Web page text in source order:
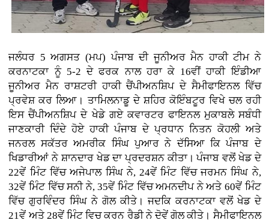
ਜਲੰਧਰ 5 ਅਗਸਤ (ਮਪ) ਪੰਜਾਬ ਦੀ ਜੂਨੀਅਰ ਮੈਨ ਹਾਕੀ ਟੀਮ ਨੇ
ਕਰਨਾਟਕਾ ਨੂੰ 5-2 ਦੇ ਫਰਕ ਨਾਲ ਹਰਾ ਕੇ 16ਵੀਂ ਹਾਕੀ ਇੰਡੀਆ
ਜੂਨੀਅਰ ਮੈਨ ਰਾਸ਼ਟਰੀ ਹਾਕੀ ਚੈਂਪੀਅਨਸ਼ਿਪ ਦੇ ਸੈਮੀਫਾਇਨਲ ਵਿੱਚ
ਪ੍ਰਵੇਸ਼ ਕਰ ਲਿਆ। ਤਾਮਿਲਨਾਡੂ ਦੇ ਸ਼ਹਿਰ ਕੋਇੰਬਟੂਰ ਵਿਖੇ ਚਲ ਰਹੀ
ਇਸ ਚੈਂਪੀਅਨਸ਼ਿਪ ਦੇ ਖੇਡੇ ਗਏ ਕਵਾਰਟਰ ਫਾਇਨਲ ਮੁਕਾਬਲੇ ਸਬੰਧੀ
ਜਾਣਕਾਰੀ ਦਿੰਦੇ ਹੋਏ ਹਾਕੀ ਪੰਜਾਬ ਦੇ ਪ੍ਰਧਾਨ ਨਿਤਨ ਕੋਹਲੀ ਅਤੇ
ਜਨਰਲ ਸਕੱਤਰ ਅਮਰੀਕ ਸਿੰਘ ਪੁਆਰ ਨੇ ਦੱਸਿਆ ਕਿ ਪੰਜਾਬ ਦੇ
ਖਿਡਾਰੀਆਂ ਨੇ ਸ਼ਾਨਦਾਰ ਖੇਡ ਦਾ ਪ੍ਰਦਰਸ਼ਨ ਕੀਤਾ। ਪੰਜਾਬ ਵਲੋਂ ਖੇਡ ਦੇ
22ਵੇਂ ਮਿੰਟ ਵਿੱਚ ਅਜੇਪਾਲ ਸਿੰਘ ਨੇ, 24ਵੇਂ ਮਿੰਟ ਵਿੱਚ ਜਰਮਨ ਸਿੰਘ ਨੇ,
32ਵੇਂ ਮਿੰਟ ਵਿੱਚ ਸਨੀ ਨੇ, 35ਵੇਂ ਮਿੰਟ ਵਿੱਚ ਅਮਨਦੀਪ ਨੇ ਅਤੇ 60ਵੇਂ ਮਿੰਟ
ਵਿੱਚ ਗੁਰਵਿੰਦਰ ਸਿੰਘ ਨੇ ਗੋਲ ਕੀਤੇ। ਜਦਕਿ ਕਰਨਾਟਕਾ ਵਲੋਂ ਖੇਡ ਦੇ
21ਵੇਂ ਅਤੇ 28ਵੇਂ ਮਿੰਟ ਵਿਚ ਕਰਨ ਰੈਡੀ ਨੇ ਦੋਵੇਂ ਗੋਲ ਕੀਤੇ। ਸੈਮੀਫਾਇਨਲ